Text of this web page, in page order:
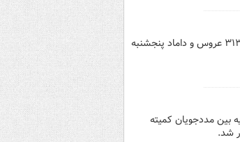
به مناسبت میلاد حضرت زینب (س) و به یاد شهدای حرم شاهچراغ مراسم اهدای ۳۱۳ جهیزیه به ۳۱۳ عروس و داماد پنجشنبه
صادق (ع) آئین توزیع ۱۷ هزار سری جهیزیه بین مددجویان کمیته
شد.